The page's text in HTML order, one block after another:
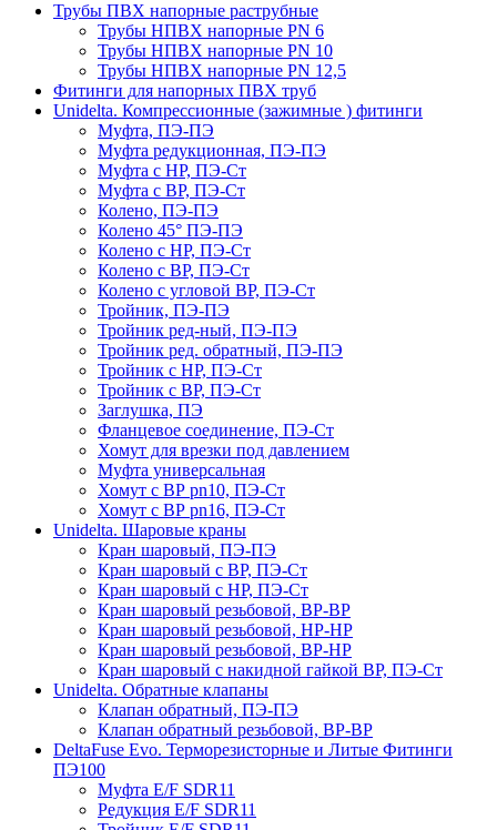
Трубы ПВХ напорные раструбные
Трубы НПВХ напорные PN 6
Трубы НПВХ напорные PN 10
Трубы НПВХ напорные PN 12,5
Фитинги для напорных ПВХ труб
Unidelta. Компрессионные (зажимные ) фитинги
Муфта, ПЭ-ПЭ
Муфта редукционная, ПЭ-ПЭ
Муфта с НР, ПЭ-Ст
Муфта с ВР, ПЭ-Ст
Колено, ПЭ-ПЭ
Колено 45° ПЭ-ПЭ
Колено с НР, ПЭ-Ст
Колено с ВР, ПЭ-Ст
Колено с угловой ВР, ПЭ-Ст
Тройник, ПЭ-ПЭ
Тройник ред-ный, ПЭ-ПЭ
Тройник ред. обратный, ПЭ-ПЭ
Тройник с НР, ПЭ-Ст
Тройник с ВР, ПЭ-Ст
Заглушка, ПЭ
Фланцевое соединение, ПЭ-Ст
Хомут для врезки под давлением
Муфта универсальная
Хомут с ВР pn10, ПЭ-Ст
Хомут с ВР pn16, ПЭ-Ст
Unidelta. Шаровые краны
Кран шаровый, ПЭ-ПЭ
Кран шаровый с ВР, ПЭ-Ст
Кран шаровый с НР, ПЭ-Ст
Кран шаровый резьбовой, ВР-ВР
Кран шаровый резьбовой, НР-НР
Кран шаровый резьбовой, ВР-НР
Кран шаровый с накидной гайкой ВР, ПЭ-Ст
Unidelta. Обратные клапаны
Клапан обратный, ПЭ-ПЭ
Клапан обратный резьбовой, ВР-ВР
DeltaFuse Evo. Терморезисторные и Литые Фитинги
ПЭ100
Муфта E/F SDR11
Редукция E/F SDR11